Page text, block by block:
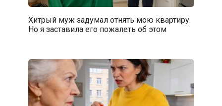
Хитрый муж задумал отнять мою квартиру.
Но я заставила его пожалеть об этом